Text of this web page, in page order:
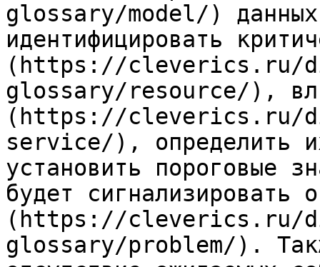
glossary/model/)
идентифицировать
(https://cleverics.ru/
glossary/resource/),
(https://cleverics.ru/
service/), определить
установить пороговые
будет сигнализировать
(https://cleverics.ru/
glossary/problem/).